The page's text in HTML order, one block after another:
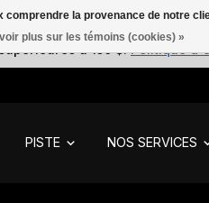
à 150 $.Politique
PISTE NOS SERVICES
la provenance de notre
plus sur les témoins (cookies) »